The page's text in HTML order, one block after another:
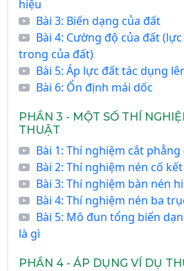
hiệu
Bài 3: Biến dạng của đất
Bài 4: Cường độ của đất
trong của đất)
Bài 5: Áp lực đất tác dụng
Bài 6: Ổn định mái dốc
PHẦN 3 - MỘT SỐ THÍ
THUẬT
Bài 1: Thí nghiệm cắt
Bài 2: Thí nghiệm nén cố kết
Bài 3: Thí nghiệm bàn nén
Bài 4: Thí nghiệm nén ba
Bài 5: Mô đun tổng biến
là gì
PHẦN 4 - ÁP DỤNG VÍ DỤ